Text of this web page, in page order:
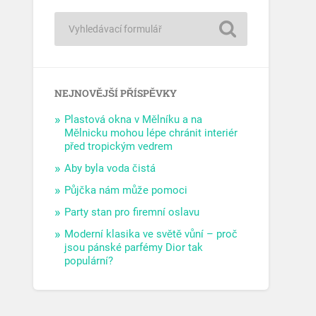
NEJNOVĚJŠÍ PŘÍSPĚVKY
Plastová okna v Mělníku a na
Mělnicku mohou lépe chránit interiér
před tropickým vedrem
Aby byla voda čistá
Půjčka nám může pomoci
Party stan pro firemní oslavu
Moderní klasika ve světě vůní – proč
jsou pánské parfémy Dior tak
populární?